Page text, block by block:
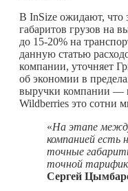
В InSize ожидают, что
габаритов грузов на
до 15-20% на
данную статью
компании, уточняет
об экономии в
выручки компании —
Wildberries это сотни
«На этапе
компанией есть
точные
точной
Сергей